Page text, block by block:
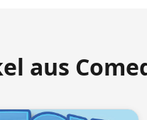
aus